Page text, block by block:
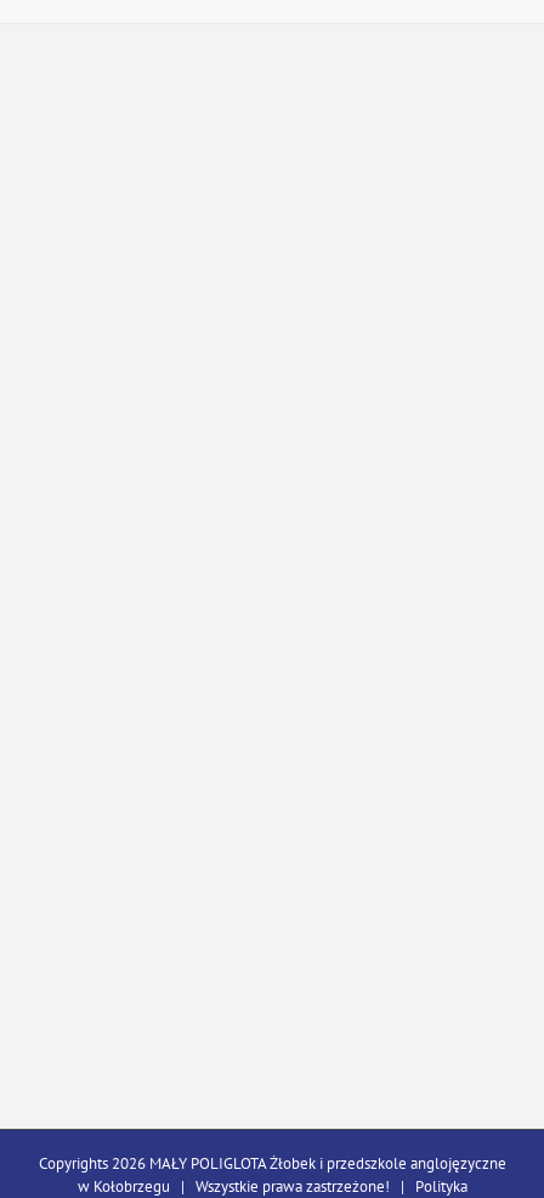
Copyrights 2026 MAŁY POLIGLOTA Żłobek i przedszkole anglojęzyczne
w Kołobrzegu | Wszystkie prawa zastrzeżone! | Polityka